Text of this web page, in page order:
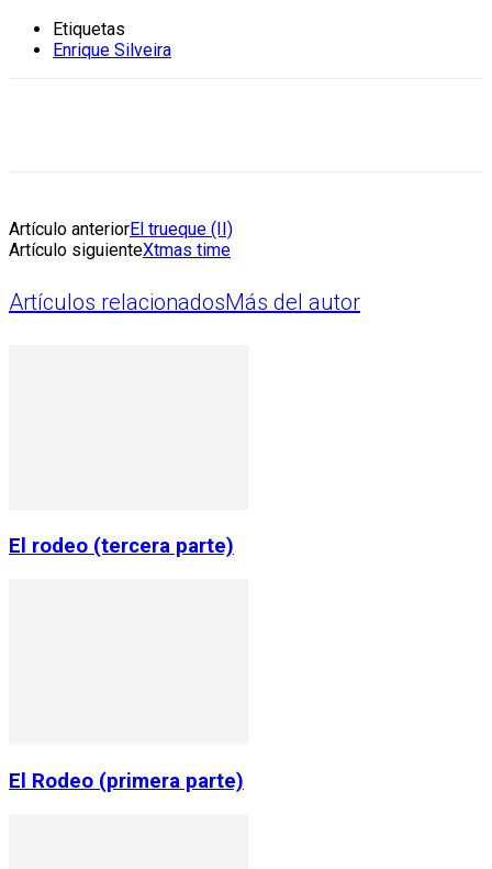
Etiquetas
Enrique Silveira
Artículo anteriorEl trueque (II)
Artículo siguienteXtmas time
Artículos relacionadosMás del autor
El rodeo (tercera parte)
El Rodeo (primera parte)